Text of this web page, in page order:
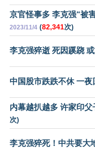
京官怪事多 李克强“被
2023/11/4 (82,341次)
李克强猝逝 死因蹊跷
中国股市跌跌不休 一夜
内幕越扒越多 许家印
次)
李克强猝死！中共要大